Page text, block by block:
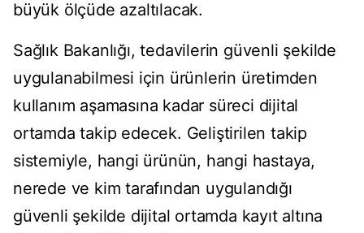
büyük ölçüde azaltılacak.
Sağlık Bakanlığı, tedavilerin güvenli şekilde
uygulanabilmesi için ürünlerin üretimden
kullanım aşamasına kadar süreci dijital
ortamda takip edecek. Geliştirilen takip
sistemiyle, hangi ürünün, hangi hastaya,
nerede ve kim tarafından uygulandığı
güvenli şekilde dijital ortamda kayıt altına